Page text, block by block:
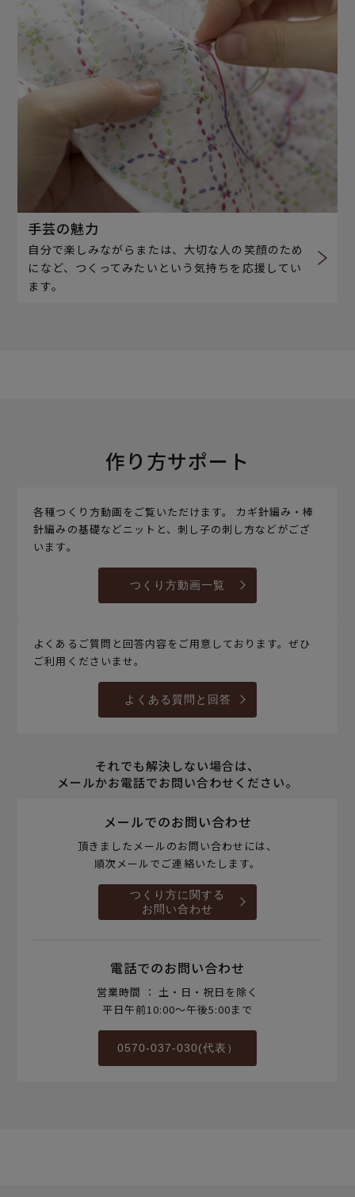
手芸の魅力
自分で楽しみながらまたは、大切な人の笑顔のため
になど、つくってみたいという気持ちを応援してい
ます。
作り方サポート
各種つくり方動画をご覧いただけます。 カギ針編み・棒
針編みの基礎などニットと、刺し子の刺し方などがござ
います。
つくり方動画一覧
よくあるご質問と回答内容をご用意しております。ぜひ
ご利用くださいませ。
よくある質問と回答
それでも解決しない場合は、
メールかお電話でお問い合わせください。
メールでのお問い合わせ
頂きましたメールのお問い合わせには、
順次メールでご連絡いたします。
つくり方に関する
お問い合わせ
電話でのお問い合わせ
営業時間 ： 土・日・祝日を除く
平日午前10:00～午後5:00まで
0570-037-030(代表）